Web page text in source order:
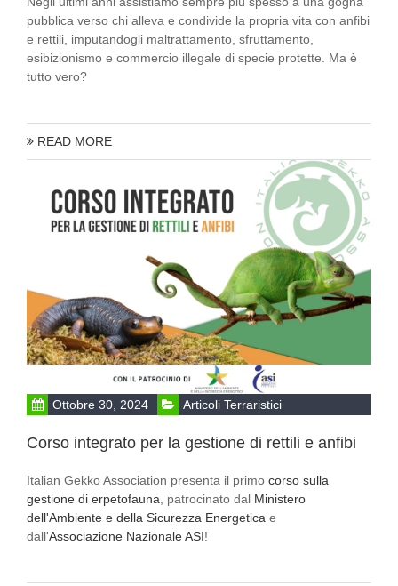
pubblica verso chi alleva e condivide la propria vita con anfibi
e rettili, imputandogli maltrattamento, sfruttamento,
esibizionismo e commercio illegale di specie protette. Ma è
tutto vero?
READ MORE
Ottobre 30, 2024 Articoli Terraristici
Corso integrato per la gestione di rettili e anfibi
Italian Gekko Association presenta il primo corso sulla
gestione di erpetofauna , patrocinato dal Ministero
dell'Ambiente e della Sicurezza Energetica e
dall'Associazione Nazionale ASI!